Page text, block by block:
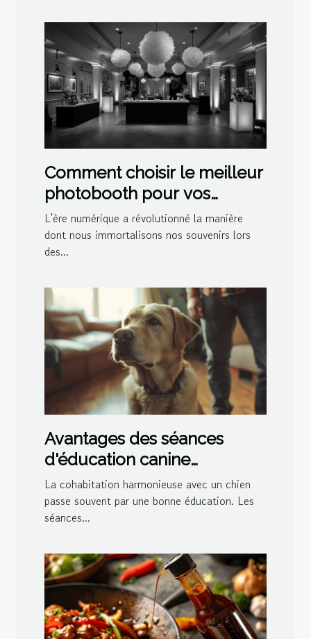
Comment choisir le meilleur
photobooth pour vos
événements spéciaux
L'ère numérique a révolutionné la manière
dont nous immortalisons nos souvenirs lors
des...
Avantages des séances
d'éducation canine
personnalisées à domicile
La cohabitation harmonieuse avec un chien
passe souvent par une bonne éducation. Les
séances...